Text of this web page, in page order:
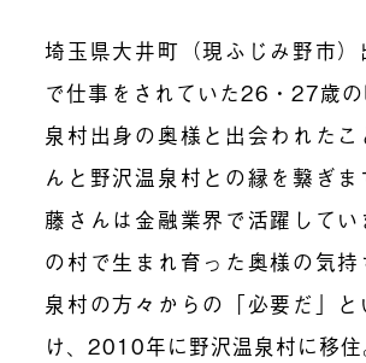
埼玉県大井町（現ふじみ野市
で仕事をされていた26・27歳
泉村出身の奥様と出会われたこ
んと野沢温泉村との縁を繋ぎ
藤さんは金融業界で活躍してい
の村で生まれ育った奥様の気持
泉村の方々からの「必要だ」
け、2010年に野沢温泉村に移住